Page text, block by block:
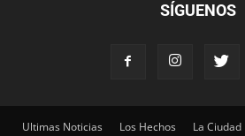
SÍGUENOS
Ultimas Noticias Los Hechos La Ciudad